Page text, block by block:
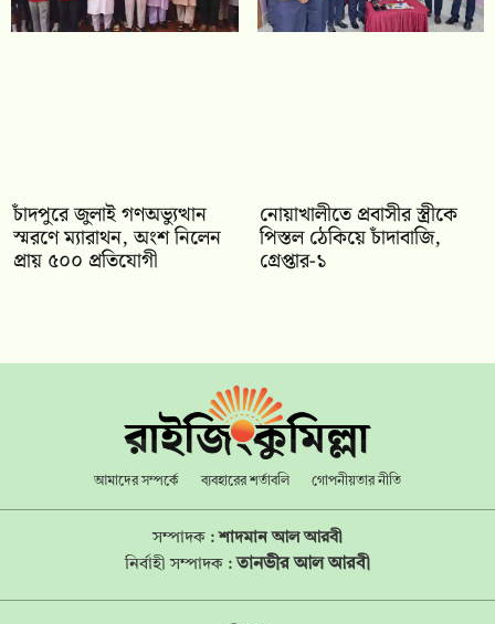
চাঁদপুরে জুলাই গণঅভ্যুত্থান
স্মরণে ম্যারাথন, অংশ নিলেন
প্রায় ৫০০ প্রতিযোগী
নোয়াখালীতে প্রবাসীর স্ত্রীকে
পিস্তল ঠেকিয়ে চাঁদাবাজি,
গ্রেপ্তার-১
আমাদের সম্পর্কে ব্যবহারের শর্তাবলি গোপনীয়তার নীতি
সম্পাদক :শাদমান আল আরবী
নির্বাহী সম্পাদক : তানভীর আল আরবী